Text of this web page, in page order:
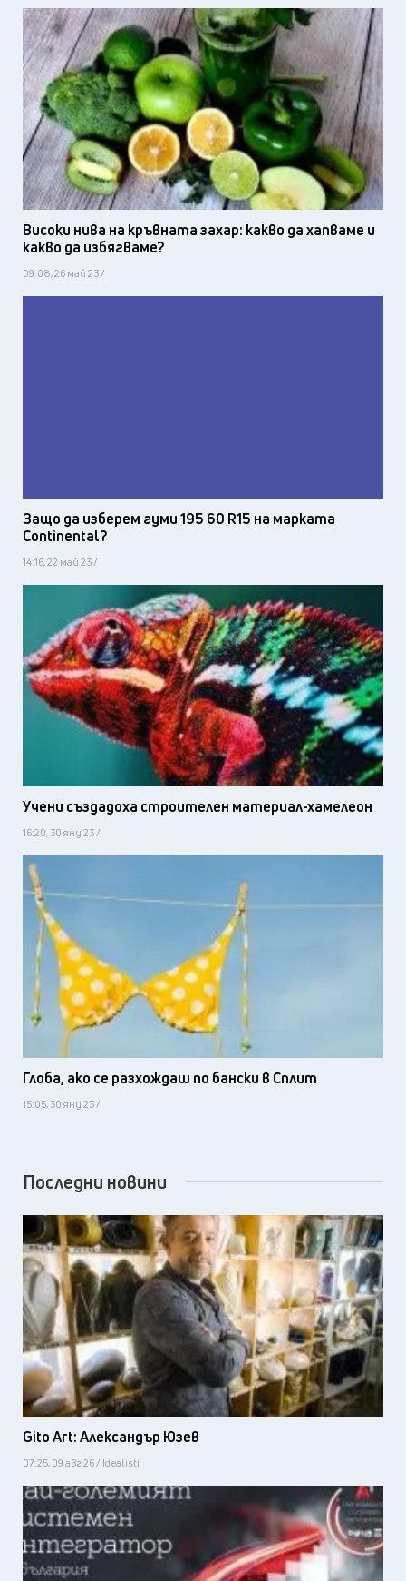
Високи нива на кръвната захар: какво да хапваме и
какво да избягваме?
09:08, 26 май 23 /
Защо да изберем гуми 195 60 R15 на марката
Continental?
14:16, 22 май 23 /
Учени създадоха строителен материал-хамелеон
16:20, 30 яну 23 /
Глоба, ако се разхождаш по бански в Сплит
15:05, 30 яну 23 /
Последни новини
Gito Art: Александър Юзев
07:25, 09 авг 26 / Idealisti